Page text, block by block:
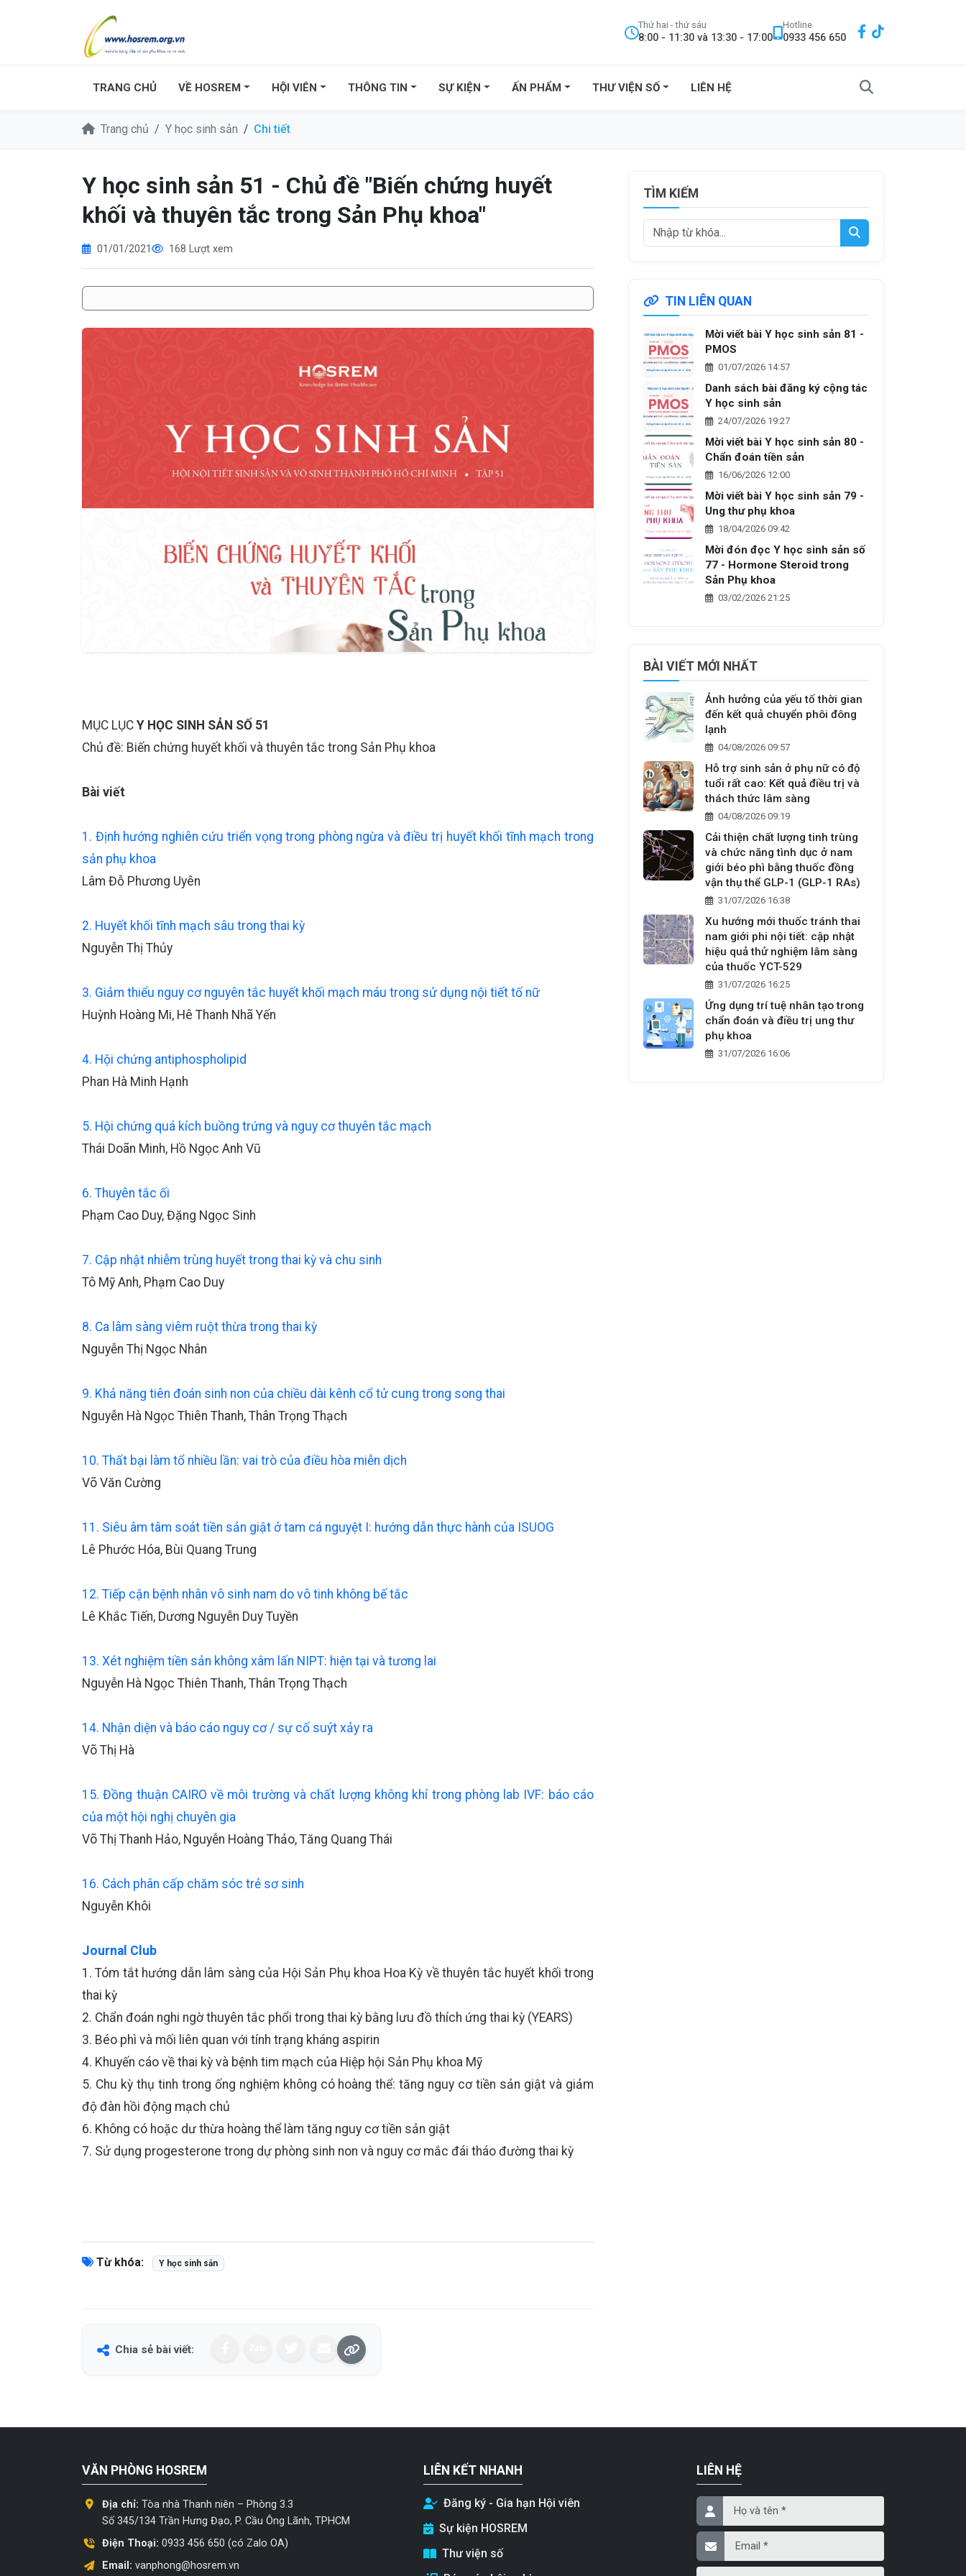
Thứ hai - thứ sáu
8:00 - 11:30 và 13:30 - 17:00
Hotline
0933 456 650
TRANG CHỦ VỀ HOSREM HỘI VIÊN THÔNG TIN SỰ KIỆN ẤN PHẨM THƯ VIỆN SỐ LIÊN HỆ
Trang chủ Y học sinh sản Chi tiết
Y học sinh sản 51 - Chủ đề "Biến chứng huyết
khối và thuyên tắc trong Sản Phụ khoa"
01/01/2021 168 Lượt xem
MỤC LỤC Y HỌC SINH SẢN SỐ 51
Chủ đề: Biến chứng huyết khối và thuyên tắc trong Sản Phụ khoa
Bài viết
1. Định hướng nghiên cứu triển vọng trong phòng ngừa và điều trị huyết khối tĩnh mạch trong
sản phụ khoa
Lâm Đỗ Phương Uyên
2. Huyết khối tĩnh mạch sâu trong thai kỳ
Nguyễn Thị Thủy
3. Giảm thiểu nguy cơ nguyên tắc huyết khối mạch máu trong sử dụng nội tiết tố nữ
Huỳnh Hoàng Mi, Hê Thanh Nhã Yến
4. Hội chứng antiphospholipid
Phan Hà Minh Hạnh
5. Hội chứng quá kích buồng trứng và nguy cơ thuyên tắc mạch
Thái Doãn Minh, Hồ Ngọc Anh Vũ
6. Thuyên tắc ối
Phạm Cao Duy, Đặng Ngọc Sinh
7. Cập nhật nhiễm trùng huyết trong thai kỳ và chu sinh
Tô Mỹ Anh, Phạm Cao Duy
8. Ca lâm sàng viêm ruột thừa trong thai kỳ
Nguyễn Thị Ngọc Nhân
9. Khả năng tiên đoán sinh non của chiều dài kênh cổ tử cung trong song thai
Nguyễn Hà Ngọc Thiên Thanh, Thân Trọng Thạch
10. Thất bại làm tổ nhiều lần: vai trò của điều hòa miễn dịch
Võ Văn Cường
11. Siêu âm tâm soát tiền sản giật ở tam cá nguyệt I: hướng dẫn thực hành của ISUOG
Lê Phước Hóa, Bùi Quang Trung
12. Tiếp cận bệnh nhân vô sinh nam do vô tinh không bế tắc
Lê Khắc Tiến, Dương Nguyễn Duy Tuyền
13. Xét nghiệm tiền sản không xâm lấn NIPT: hiện tại và tương lai
Nguyễn Hà Ngọc Thiên Thanh, Thân Trọng Thạch
14. Nhận diện và báo cáo nguy cơ / sự cố suýt xảy ra
Võ Thị Hà
15. Đồng thuận CAIRO về môi trường và chất lượng không khí trong phòng lab IVF: báo cáo
của một hội nghị chuyên gia
Võ Thị Thanh Hảo, Nguyễn Hoàng Thảo, Tăng Quang Thái
16. Cách phân cấp chăm sóc trẻ sơ sinh
Nguyễn Khôi
Journal Club
1. Tóm tắt hướng dẫn lâm sàng của Hội Sản Phụ khoa Hoa Kỳ về thuyên tắc huyết khối trong
thai kỳ
2. Chẩn đoán nghi ngờ thuyên tắc phổi trong thai kỳ bằng lưu đồ thích ứng thai kỳ (YEARS)
3. Béo phì và mối liên quan với tính trạng kháng aspirin
4. Khuyến cáo về thai kỳ và bệnh tim mạch của Hiệp hội Sản Phụ khoa Mỹ
5. Chu kỳ thụ tinh trong ống nghiệm không có hoàng thể: tăng nguy cơ tiền sản giật và giảm
độ đàn hồi động mạch chủ
6. Không có hoặc dư thừa hoàng thể làm tăng nguy cơ tiền sản giật
7. Sử dụng progesterone trong dự phòng sinh non và nguy cơ mắc đái tháo đường thai kỳ
Từ khóa: Y học sinh sản
Chia sẻ bài viết:
TÌM KIẾM
TIN LIÊN QUAN
Mời viết bài Y học sinh sản 81 -
PMOS
01/07/2026 14:57
Danh sách bài đăng ký cộng tác
Y học sinh sản
24/07/2026 19:27
Mời viết bài Y học sinh sản 80 -
Chẩn đoán tiền sản
16/06/2026 12:00
Mời viết bài Y học sinh sản 79 -
Ung thư phụ khoa
18/04/2026 09:42
Mời đón đọc Y học sinh sản số
77 - Hormone Steroid trong
Sản Phụ khoa
03/02/2026 21:25
BÀI VIẾT MỚI NHẤT
Ảnh hưởng của yếu tố thời gian
đến kết quả chuyển phôi đông
lạnh
04/08/2026 09:57
Hỗ trợ sinh sản ở phụ nữ có độ
tuổi rất cao: Kết quả điều trị và
thách thức lâm sàng
04/08/2026 09:19
Cải thiện chất lượng tinh trùng
và chức năng tình dục ở nam
giới béo phì bằng thuốc đồng
vận thụ thể GLP-1 (GLP-1 RAs)
31/07/2026 16:38
Xu hướng mới thuốc tránh thai
nam giới phi nội tiết: cập nhật
hiệu quả thử nghiệm lâm sàng
của thuốc YCT-529
31/07/2026 16:25
Ứng dụng trí tuệ nhân tạo trong
chẩn đoán và điều trị ung thư
phụ khoa
31/07/2026 16:06
VĂN PHÒNG HOSREM
Địa chỉ: Tòa nhà Thanh niên – Phòng 3.3
Số 345/134 Trần Hưng Đạo, P. Cầu Ông Lãnh, TPHCM
Điện Thoại: 0933 456 650 (có Zalo OA)
Email: vanphong@hosrem.vn
LIÊN KẾT NHANH
Đăng ký - Gia hạn Hội viên
Sự kiện HOSREM
Thư viện số
LIÊN HỆ